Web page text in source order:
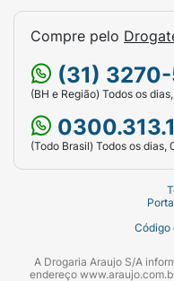
Compre pelo
(31)
(BH e Região) Todos os
(Todo Brasil) Todos os dias,
Código
A Drogaria Araujo S/A
endereço